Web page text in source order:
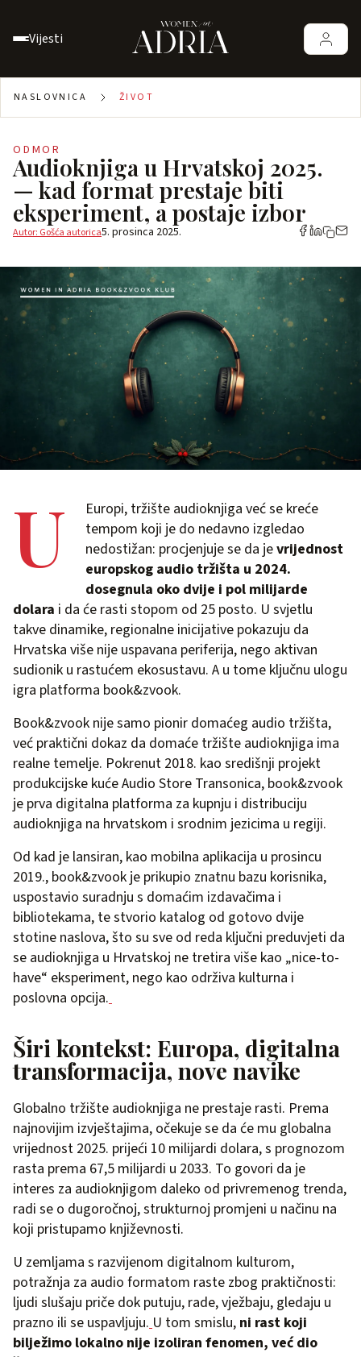
Vijesti
NASLOVNICA ŽIVOT
ODMOR
Audioknjiga u Hrvatskoj 2025.
— kad format prestaje biti
eksperiment, a postaje izbor
Autor: Gošća autorica5. prosinca 2025.
U
Europi, tržište audioknjiga već se kreće
tempom koji je do nedavno izgledao
nedostižan: procjenjuje se da jevrijednost
europskog audio tržišta u 2024.
dosegnula oko dvije i pol milijarde
dolara i da će rasti stopom od 25 posto. U svjetlu
takve dinamike, regionalne inicijative pokazuju da
Hrvatska više nije uspavana periferija, nego aktivan
sudionik u rastućem ekosustavu. A u tome ključnu ulogu
igra platforma book&zvook.
Book&zvook nije samo pionir domaćeg audio tržišta,
već praktični dokaz da domaće tržište audioknjiga ima
realne temelje. Pokrenut 2018. kao središnji projekt
produkcijske kuće Audio Store Transonica, book&zvook
je prva digitalna platforma za kupnju i distribuciju
audioknjiga na hrvatskom i srodnim jezicima u regiji.
Od kad je lansiran, kao mobilna aplikacija u prosincu
2019., book&zvook je prikupio znatnu bazu korisnika,
uspostavio suradnju s domaćim izdavačima i
bibliotekama, te stvorio katalog od gotovo dvije
stotine naslova, što su sve od reda ključni preduvjeti da
se audioknjiga u Hrvatskoj ne tretira više kao „nice-to-
have“ eksperiment, nego kao održiva kulturna i
poslovna opcija.
Širi kontekst: Europa, digitalna
transformacija, nove navike
Globalno tržište audioknjiga ne prestaje rasti. Prema
najnovijim izvještajima, očekuje se da će mu globalna
vrijednost 2025. prijeći 10 milijardi dolara, s prognozom
rasta prema 67,5 milijardi u 2033. To govori da je
interes za audioknjigom daleko od privremenog trenda,
radi se o dugoročnoj, strukturnoj promjeni u načinu na
koji pristupamo književnosti.
U zemljama s razvijenom digitalnom kulturom,
potražnja za audio formatom raste zbog praktičnosti:
ljudi slušaju priče dok putuju, rade, vježbaju, gledaju u
prazno ili se uspavljuju. U tom smislu, ni rast koji
bilježimo lokalno nije izoliran fenomen, već dio